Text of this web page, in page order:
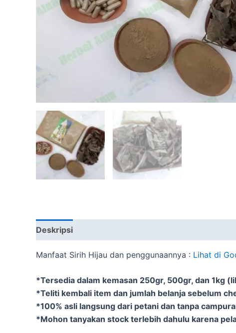
Deskripsi
Manfaat Sirih Hijau dan penggunaannya : Lihat di
*Tersedia dalam kemasan 250gr, 500gr, dan 1kg
*Teliti kembali item dan jumlah belanja sebelum
*100% asli langsung dari petani dan tanpa
*Mohon tanyakan stock terlebih dahulu karena